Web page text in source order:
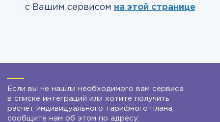
с Вашим сервисом на этой странице
Если вы не нашли необходимого вам сервиса
в списке интеграций или хотите получить
расчет индивидуального тарифного плана,
сообщите нам об этом по адресу: